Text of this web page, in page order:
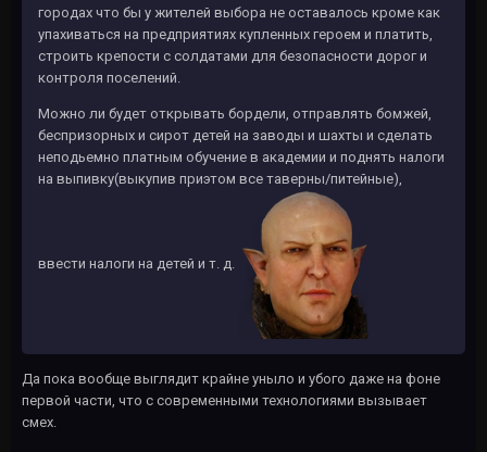
городах что бы у жителей выбора не оставалось кроме как
упахиваться на предприятиях купленных героем и платить,
строить крепости с солдатами для безопасности дорог и
контроля поселений.
Можно ли будет открывать бордели, отправлять бомжей,
беспризорных и сирот детей на заводы и шахты и сделать
неподьемно платным обучение в академии и поднять налоги
на выпивку(выкупив приэтом все таверны/питейные),
ввести налоги на детей и т. д.
Да пока вообще выглядит крайне уныло и убого даже на фоне
первой части, что с современными технологиями вызывает
смех.